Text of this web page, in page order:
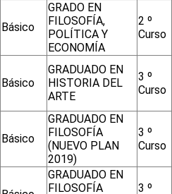
Básico
GRADO EN
FILOSOFÍA,
POLÍTICA Y
ECONOMÍA
2 º
Curso
Básico
GRADUADO EN
HISTORIA DEL
ARTE
3 º
Curso
Básico
GRADUADO EN
FILOSOFÍA
(NUEVO PLAN
2019)
3 º
Curso
GRADUADO EN
FILOSOFÍA
3 º